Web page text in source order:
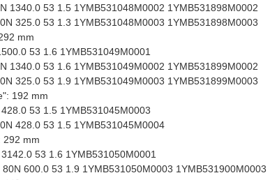
1340.0 53 1.5 1YMB531048M0002 1YMB531898M0002
325.0 53 1.3 1YMB531048M0003 1YMB531898M0003
mm
53 1.6 1YMB531049M0001
1340.0 53 1.6 1YMB531049M0002 1YMB531899M0002
325.0 53 1.9 1YMB531049M0003 1YMB531899M0003
192 mm
53 1.5 1YMB531045M0003
428.0 53 1.5 1YMB531045M0004
292 mm
53 1.6 1YMB531050M0001
600.0 53 1.9 1YMB531050M0003 1YMB531900M0003